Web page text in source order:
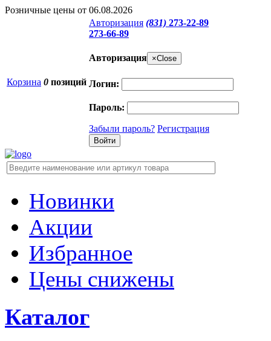
Розничные цены от 06.08.2026
Корзина 0 позиций
Авторизация (831) 273-22-89
273-66-89
Авторизация ×Close
Логин:
Пароль:
Забыли пароль? Регистрация
Новинки
Акции
Избранное
Цены снижены
Каталог